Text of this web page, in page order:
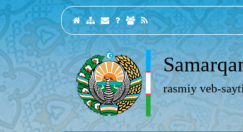
rasmiy veb-sayti